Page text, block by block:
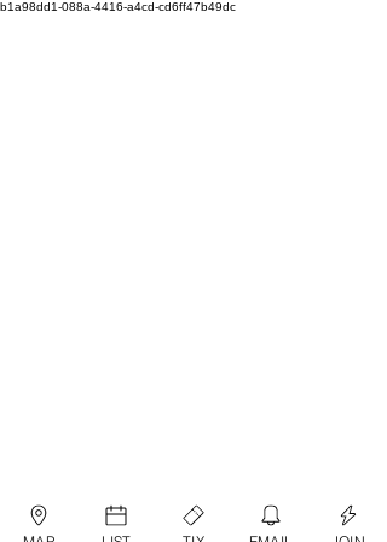
b1a98dd1-088a-4416-a4cd-cd6ff47b49dc